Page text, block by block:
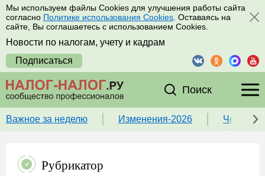
Мы используем файлы Cookies для улучшения работы сайта
согласно Политике использования Cookies . Оставаясь на
сайте, Вы соглашаетесь с использованием Cookies.
Новости по налогам, учету и кадрам
Подписаться
Поиск
Важное за неделю Изменения-2026 Чек-
Рубрикатор